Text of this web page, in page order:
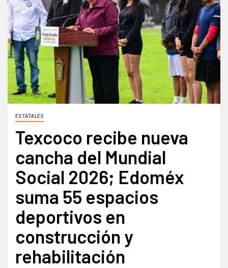
ESTATALES
Texcoco recibe nueva
cancha del Mundial
Social 2026; Edoméx
suma 55 espacios
deportivos en
construcción y
rehabilitación